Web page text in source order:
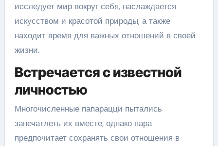
исследует мир вокруг себя, наслаждается
искусством и красотой природы, а также
находит время для важных отношений в своей
жизни.
Встречается с известной
личностью
Многочисленные папарацци пытались
запечатлеть их вместе, однако пара
предпочитает сохранять свои отношения в